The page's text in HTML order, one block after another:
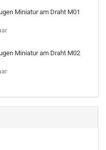
Miniatur am Draht M01
Miniatur am Draht M02